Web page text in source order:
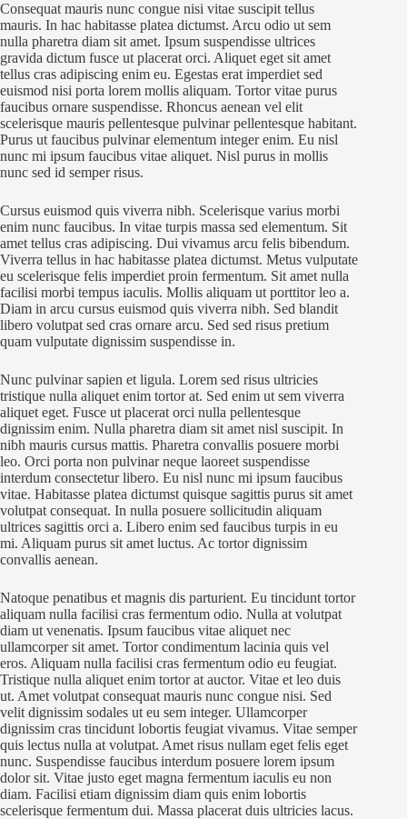
Consequat mauris nunc congue nisi vitae suscipit tellus
mauris. In hac habitasse platea dictumst. Arcu odio ut sem
nulla pharetra diam sit amet. Ipsum suspendisse ultrices
gravida dictum fusce ut placerat orci. Aliquet eget sit amet
tellus cras adipiscing enim eu. Egestas erat imperdiet sed
euismod nisi porta lorem mollis aliquam. Tortor vitae purus
faucibus ornare suspendisse. Rhoncus aenean vel elit
scelerisque mauris pellentesque pulvinar pellentesque habitant.
Purus ut faucibus pulvinar elementum integer enim. Eu nisl
nunc mi ipsum faucibus vitae aliquet. Nisl purus in mollis
nunc sed id semper risus.
Cursus euismod quis viverra nibh. Scelerisque varius morbi
enim nunc faucibus. In vitae turpis massa sed elementum. Sit
amet tellus cras adipiscing. Dui vivamus arcu felis bibendum.
Viverra tellus in hac habitasse platea dictumst. Metus vulputate
eu scelerisque felis imperdiet proin fermentum. Sit amet nulla
facilisi morbi tempus iaculis. Mollis aliquam ut porttitor leo a.
Diam in arcu cursus euismod quis viverra nibh. Sed blandit
libero volutpat sed cras ornare arcu. Sed sed risus pretium
quam vulputate dignissim suspendisse in.
Nunc pulvinar sapien et ligula. Lorem sed risus ultricies
tristique nulla aliquet enim tortor at. Sed enim ut sem viverra
aliquet eget. Fusce ut placerat orci nulla pellentesque
dignissim enim. Nulla pharetra diam sit amet nisl suscipit. In
nibh mauris cursus mattis. Pharetra convallis posuere morbi
leo. Orci porta non pulvinar neque laoreet suspendisse
interdum consectetur libero. Eu nisl nunc mi ipsum faucibus
vitae. Habitasse platea dictumst quisque sagittis purus sit amet
volutpat consequat. In nulla posuere sollicitudin aliquam
ultrices sagittis orci a. Libero enim sed faucibus turpis in eu
mi. Aliquam purus sit amet luctus. Ac tortor dignissim
convallis aenean.
Natoque penatibus et magnis dis parturient. Eu tincidunt tortor
aliquam nulla facilisi cras fermentum odio. Nulla at volutpat
diam ut venenatis. Ipsum faucibus vitae aliquet nec
ullamcorper sit amet. Tortor condimentum lacinia quis vel
eros. Aliquam nulla facilisi cras fermentum odio eu feugiat.
Tristique nulla aliquet enim tortor at auctor. Vitae et leo duis
ut. Amet volutpat consequat mauris nunc congue nisi. Sed
velit dignissim sodales ut eu sem integer. Ullamcorper
dignissim cras tincidunt lobortis feugiat vivamus. Vitae semper
quis lectus nulla at volutpat. Amet risus nullam eget felis eget
nunc. Suspendisse faucibus interdum posuere lorem ipsum
dolor sit. Vitae justo eget magna fermentum iaculis eu non
diam. Facilisi etiam dignissim diam quis enim lobortis
scelerisque fermentum dui. Massa placerat duis ultricies lacus.